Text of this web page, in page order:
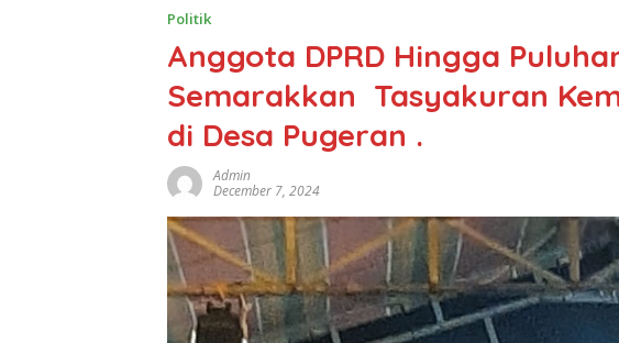
Politik
Anggota DPRD Hingga
Semarakkan Tasyakuran
di Desa Pugeran .
Admin
December 7, 2024